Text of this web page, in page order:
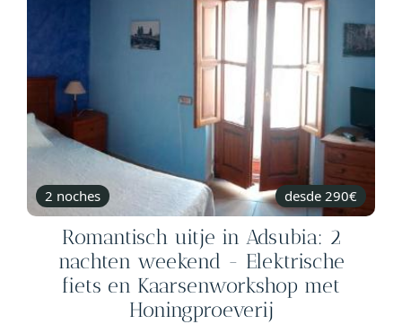
2 noches desde 290€
Romantisch uitje in Adsubia: 2
nachten weekend - Elektrische
fiets en Kaarsenworkshop met
Honingproeverij